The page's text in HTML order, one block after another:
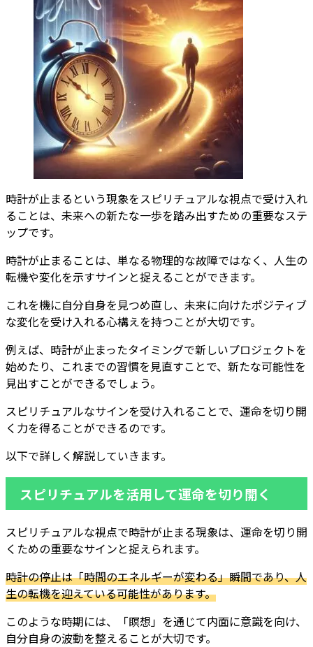
時計が止まるという現象をスピリチュアルな視点で受け入れ
ることは、未来への新たな一歩を踏み出すための重要なステ
ップです。
時計が止まることは、単なる物理的な故障ではなく、人生の
転機や変化を示すサインと捉えることができます。
これを機に自分自身を見つめ直し、未来に向けたポジティブ
な変化を受け入れる心構えを持つことが大切です。
例えば、時計が止まったタイミングで新しいプロジェクトを
始めたり、これまでの習慣を見直すことで、新たな可能性を
見出すことができるでしょう。
スピリチュアルなサインを受け入れることで、運命を切り開
く力を得ることができるのです。
以下で詳しく解説していきます。
スピリチュアルを活用して運命を切り開く
スピリチュアルな視点で時計が止まる現象は、運命を切り開
くための重要なサインと捉えられます。
時計の停止は「時間のエネルギーが変わる」瞬間であり、人
生の転機を迎えている可能性があります。
このような時期には、「瞑想」を通じて内面に意識を向け、
自分自身の波動を整えることが大切です。